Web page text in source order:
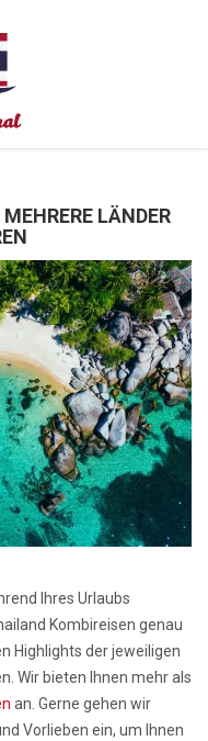
LÄNDER
Ihres Urlaubs
Kombireisen genau
Highlights der jeweiligen
Wir bieten Ihnen mehr als
an. Gerne gehen wir
Vorlieben ein, um Ihnen